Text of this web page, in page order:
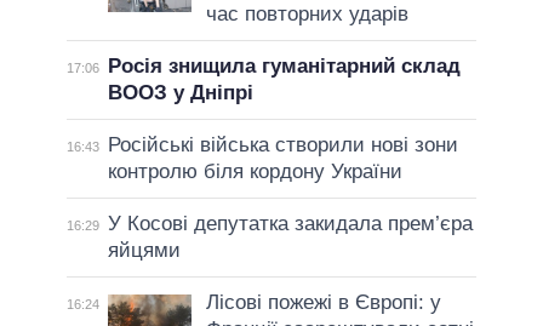
час повторних ударів
17:06
Росія знищила гуманітарний склад
ВООЗ у Дніпрі
16:43
Російські війська створили нові зони
контролю біля кордону України
16:29 У Косові депутатка закидала прем’єра
яйцями
16:24
Лісові пожежі в Європі: у